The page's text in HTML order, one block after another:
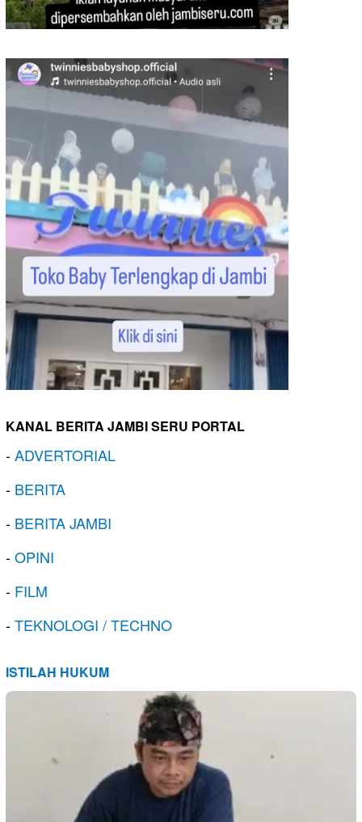
KANAL BERITA JAMBI SERU PORTAL
-ADVERTORIAL
- BERITA
- BERITA JAMBI
-OPINI
- FILM
-TEKNOLOGI / TECHNO
ISTILAH HUKUM